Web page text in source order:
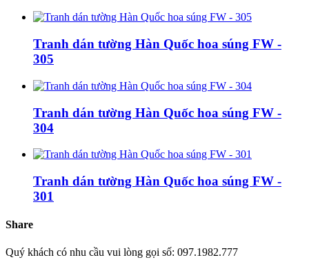
Tranh dán tường Hàn Quốc hoa súng FW -
305
Tranh dán tường Hàn Quốc hoa súng FW -
304
Tranh dán tường Hàn Quốc hoa súng FW -
301
Share
Quý khách có nhu cầu vui lòng gọi số: 097.1982.777